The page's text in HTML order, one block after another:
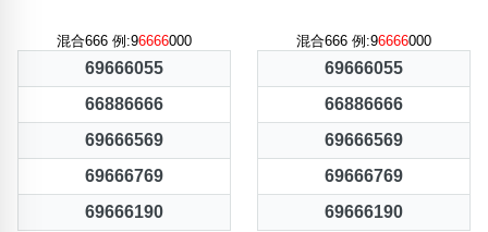
混合666 例:96666000
69666055
66886666
69666569
69666769
69666190
混合666 例:96666000
69666055
66886666
69666569
69666769
69666190